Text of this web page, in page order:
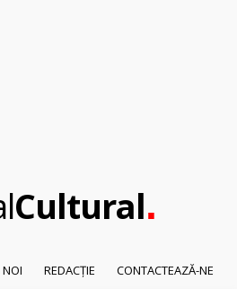
Cultural.
NOI REDACȚIE
CONTACTEAZĂ-NE